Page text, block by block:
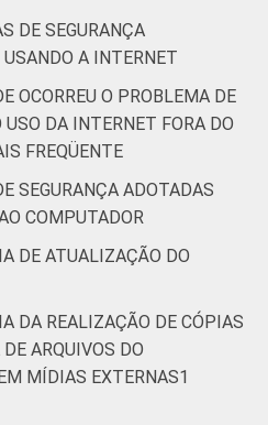
16 a 24
anos
25 a 34
anos
64
35 a 44
anos
79
anos ou
85
R$830
DE SEGURANÇA
A INTERNET
OCORREU O PROBLEMA DE
USO DA INTERNET FORA DO
FREQÜENTE
SEGURANÇA ADOTADAS
COMPUTADOR
DE ATUALIZAÇÃO DO
DA REALIZAÇÃO DE CÓPIAS
ARQUIVOS DO
MÍDIAS EXTERNAS1